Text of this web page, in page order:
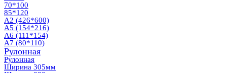
70*100
85*120
А2 (426*600)
А5 (154*216)
А6 (111*154)
А7 (80*110)
Рулонная
Рулонная
Ширина 305мм